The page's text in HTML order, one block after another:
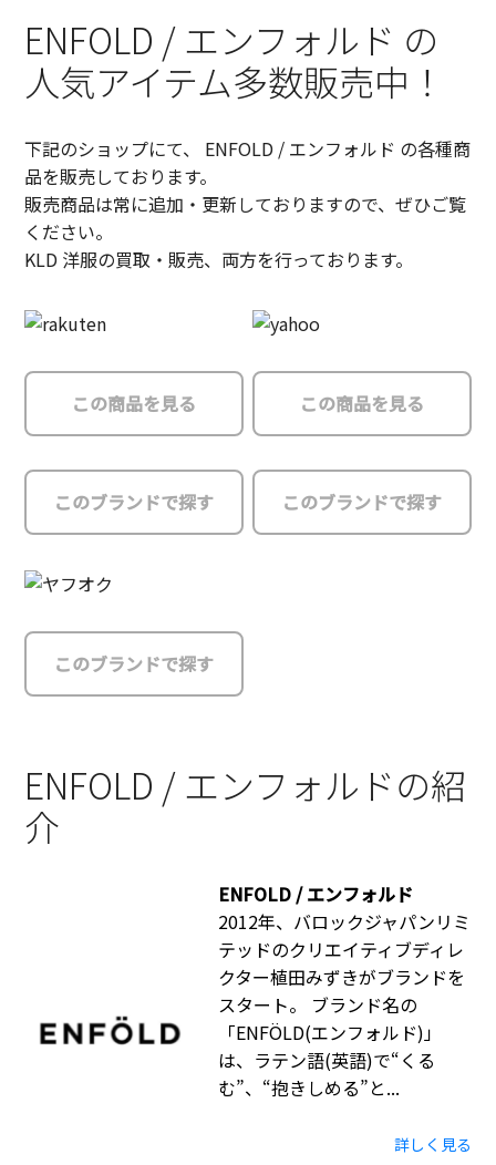
ENFOLD / エンフォルド の
人気アイテム多数販売中！
下記のショップにて、 ENFOLD / エンフォルド の各種商
品を販売しております。
販売商品は常に追加・更新しておりますので、ぜひご覧
ください。
KLD 洋服の買取・販売、両方を行っております。
この商品を見る
このブランドで探す
この商品を見る
このブランドで探す
このブランドで探す
ENFOLD / エンフォルドの紹
介
ENFOLD / エンフォルド
2012年、バロックジャパンリミ
テッドのクリエイティブディレ
クター植田みずきがブランドを
スタート。 ブランド名の
「ENFÖLD(エンフォルド)」
は、ラテン語(英語)で“くる
む”、“抱きしめる”と...
詳しく見る